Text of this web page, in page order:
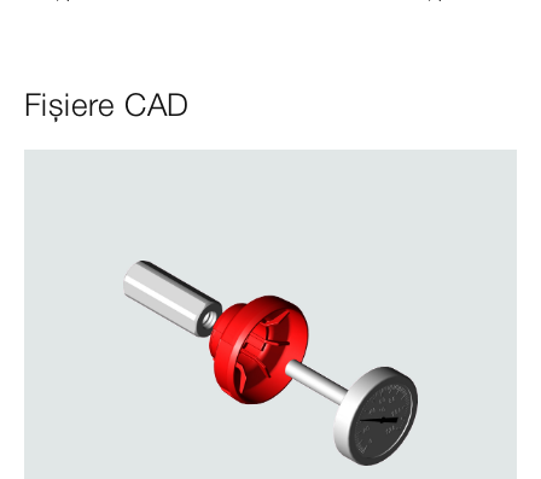
Fișiere CAD